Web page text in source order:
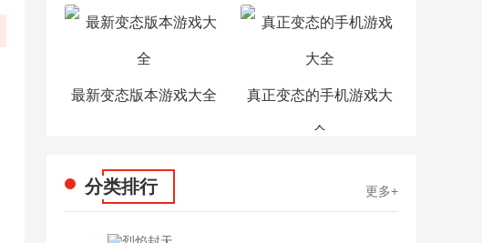
最新变态版本游戏大全 真正变态的手机游戏大
全
分类排行 更多+